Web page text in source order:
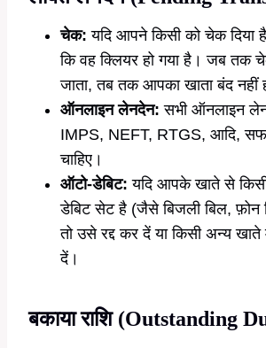
चेक: यदि आपने किसी को चेक दिया
कि वह क्लियर हो गया है। जब तक
जाता, तब तक आपका खाता बंद नहीं
ऑनलाइन लेनदेन: सभी ऑनलाइन
IMPS, NEFT, RTGS, आदि,
चाहिए।
ऑटो-डेबिट: यदि आपके खाते से
डेबिट सेट है (जैसे बिजली बिल, फ़ोन
तो उसे रद्द कर दें या किसी अन्य खाते
दें।
बकाया राशि (Outstanding